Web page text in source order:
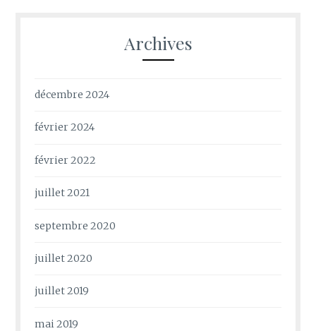
Archives
décembre 2024
février 2024
février 2022
juillet 2021
septembre 2020
juillet 2020
juillet 2019
mai 2019